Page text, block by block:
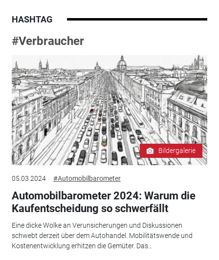
HASHTAG
#Verbraucher
Bildergalerie
05.03.2024 #Automobilbarometer
Automobilbarometer 2024: Warum die
Kaufentscheidung so schwerfällt
Eine dicke Wolke an Verunsicherungen und Diskussionen
schwebt derzeit über dem Autohandel. Mobilitätswende und
Kostenentwicklung erhitzen die Gemüter. Das...